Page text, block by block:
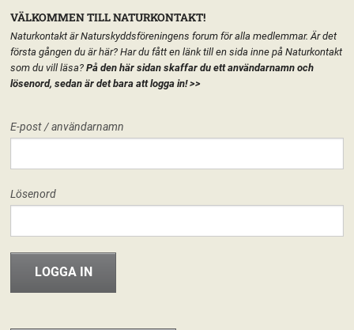
FORUM
INFO & MATERIAL
HEM FÖRENINGEN NATURSKYDDSFÖRENINGEN I SÖDRA HALLAND
Hej världen!
28 maj, 2013
riksforeningen
VÄLKOMMEN TILL NATURKONTAKT!
Naturkontakt är Naturskyddsföreningens forum för alla medlemmar. Är det
första gången du är här? Har du fått en länk till en sida inne på Naturkontakt
som du vill läsa? På den här sidan skaffar du ett användarnamn och
lösenord, sedan är det bara att logga in!>>
E-post / användarnamn
Lösenord